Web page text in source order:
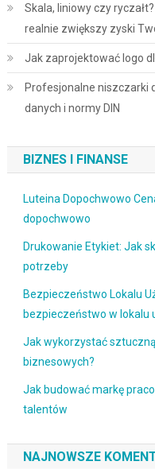
Skala, liniowy czy
realnie zwiększy zyski
Jak zaprojektować logo
Profesjonalne
danych i normy DIN
BIZNES I FINANSE
Luteina Dopochwowo
dopochwowo
Drukowanie Etykiet: Jak
potrzeby
Bezpieczeństwo Lokalu
bezpieczeństwo w lokalu
Jak wykorzystać
biznesowych?
Jak budować markę
talentów
NAJNOWSZE